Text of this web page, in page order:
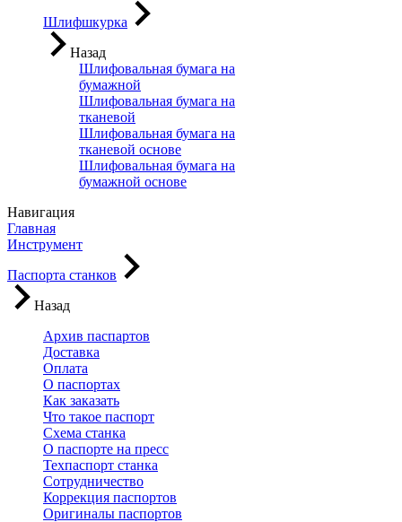
Шлифшкурка
Назад
Шлифовальная бумага на
бумажной
Шлифовальная бумага на
тканевой
Шлифовальная бумага на
тканевой основе
Шлифовальная бумага на
бумажной основе
Навигация
Главная
Инструмент
Паспорта станков
Назад
Архив паспартов
Доставка
Оплата
О паспортах
Как заказать
Что такое паспорт
Схема станка
О паспорте на пресс
Техпаспорт станка
Сотрудничество
Коррекция паспортов
Оригиналы паспортов